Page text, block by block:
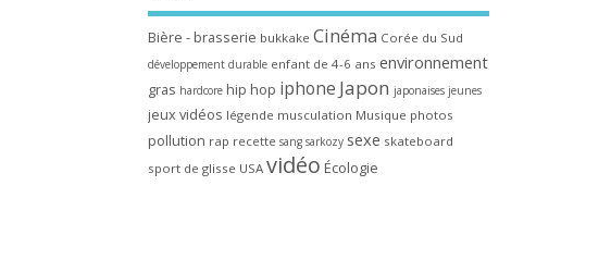
Bière - brasserie bukkake Cinéma Corée du Sud
développement durable enfant de 4-6 ans environnement
gras hardcore hip hop iphone Japon japonaises jeunes
jeux vidéos légende musculation Musique photos
pollution rap recette sang sarkozy sexe skateboard
sport de glisse USA vidéo Écologie